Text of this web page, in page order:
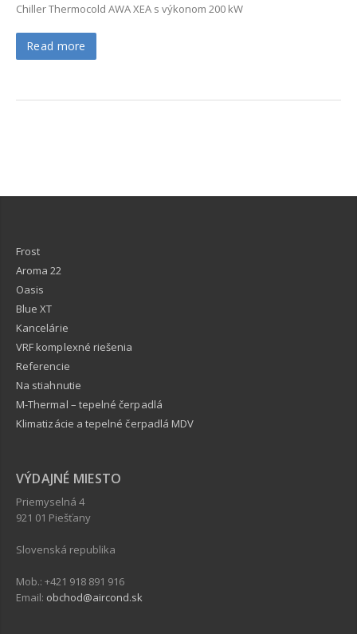
Chiller Thermocold AWA XEA s výkonom 200 kW
Read more
Frost
Aroma 22
Oasis
Blue XT
Kancelárie
VRF komplexné riešenia
Referencie
Na stiahnutie
M-Thermal – tepelné čerpadlá
Klimatizácie a tepelné čerpadlá MDV
VÝDAJNÉ MIESTO
Priemyselná 4
921 01 Piešťany
Slovenská republika
Mob.: +421 918 891 916
Email: obchod@aircond.sk